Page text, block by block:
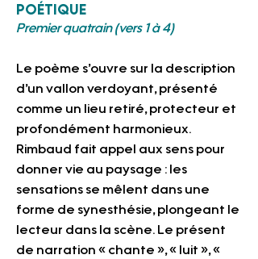
poétique
Premier quatrain (vers 1 à 4)
Le poème s’ouvre sur la description
d’un vallon verdoyant, présenté
comme un lieu retiré, protecteur et
profondément harmonieux.
Rimbaud fait appel aux sens pour
donner vie au paysage : les
sensations se mêlent dans une
forme de synesthésie, plongeant le
lecteur dans la scène. Le présent
de narration « chante », « luit », «